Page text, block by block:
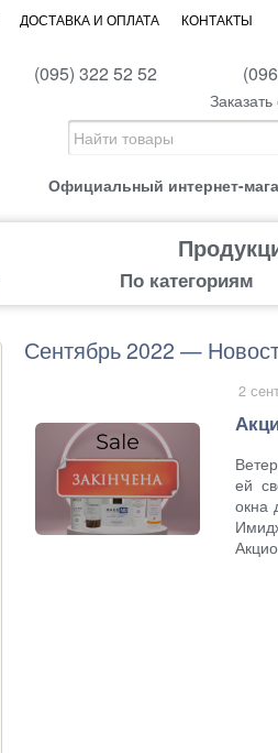
ДОСТАВКА И ОПЛАТА КОНТАКТЫ
Официальный интернет-
(095) 322 52 52
По категориям
Сентябрь 2022 —
2
ей
окна